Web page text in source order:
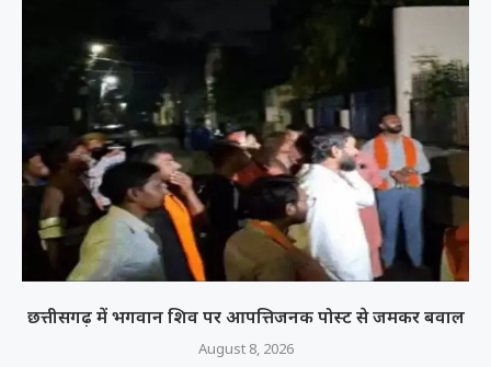
छत्तीसगढ़ में भगवान शिव पर आपत्तिजनक पोस्ट से जमकर बवाल
August 8, 2026